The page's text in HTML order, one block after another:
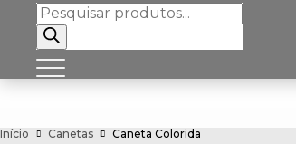
Pesquisar
produtos
Início Canetas Caneta Colorida